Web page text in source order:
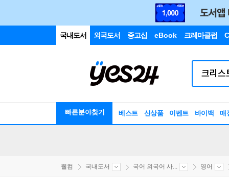
국내도서 외국도서 중고샵 eBook 크레마클럽
빠른분야찾기 베스트 신상품 이벤트 바이백 매
웰컴 국내도서 국어 외국어 사... 영어